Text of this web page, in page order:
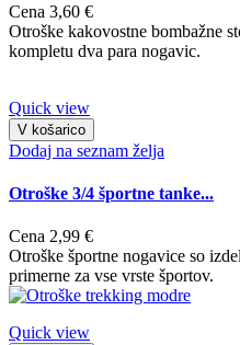
Cena 3,60 €
Otroške kakovostne bombažne
kompletu dva para nogavic.
Quick view
V košarico
Dodaj na seznam želja
Otroške 3/4 športne tanke...
Cena 2,99 €
Otroške športne nogavice so
primerne za vse vrste športov.
Quick view